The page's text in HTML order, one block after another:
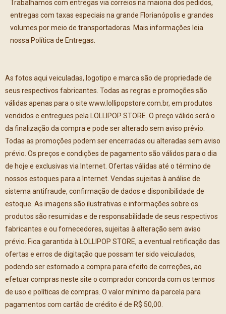
Trabalhamos com entregas via correios na maioria dos pedidos,
entregas com taxas especiais na grande Florianópolis e grandes
volumes por meio de transportadoras. Mais informações leia
nossa Política de Entregas.
As fotos aqui veiculadas, logotipo e marca são de propriedade de
seus respectivos fabricantes. Todas as regras e promoções são
válidas apenas para o site www.lollipopstore.com.br, em produtos
vendidos e entregues pela LOLLIPOP STORE. O preço válido será o
da finalização da compra e pode ser alterado sem aviso prévio.
Todas as promoções podem ser encerradas ou alteradas sem aviso
prévio. Os preços e condições de pagamento são válidos para o dia
de hoje e exclusivas via Internet. Ofertas válidas até o término de
nossos estoques para a Internet. Vendas sujeitas à análise de
sistema antifraude, confirmação de dados e disponibilidade de
estoque. As imagens são ilustrativas e informações sobre os
produtos são resumidas e de responsabilidade de seus respectivos
fabricantes e ou fornecedores, sujeitas à alteração sem aviso
prévio. Fica garantida à LOLLIPOP STORE, a eventual retificação das
ofertas e erros de digitação que possam ter sido veiculados,
podendo ser estornado a compra para efeito de correções, ao
efetuar compras neste site o comprador concorda com os termos
de uso e políticas de compras. O valor mínimo da parcela para
pagamentos com cartão de crédito é de R$ 50,00.